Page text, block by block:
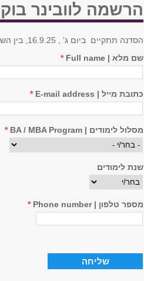
הרשמה לוובינר
הסדנה תתקיים ביום ג' , 16.9.25, בין השעות 09:00-10:30
שם מלא | Full name
*
כתובת מייל | E-mail address *
מסלול לימודים | BA / MBA Program *
שנת לימודים
מספר טלפון | Phone number *